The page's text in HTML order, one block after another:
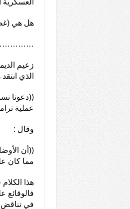
العسكرية
هل هي
زعيم
الذي
((دعونا
عملية
وقال :
((أن
مما كان
هذا
فالوقائع
في تناقض